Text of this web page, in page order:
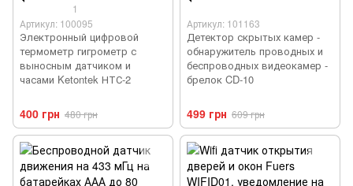
1
Артикул: 100095
Электронный цифровой
термометр гигрометр с
выносным датчиком и
часами Ketontek НТС-2
400 грн 480 грн
Артикул: 101163
Детектор скрытых камер -
обнаружитель проводных и
беспроводных видеокамер -
брелок CD-10
499 грн 609 грн